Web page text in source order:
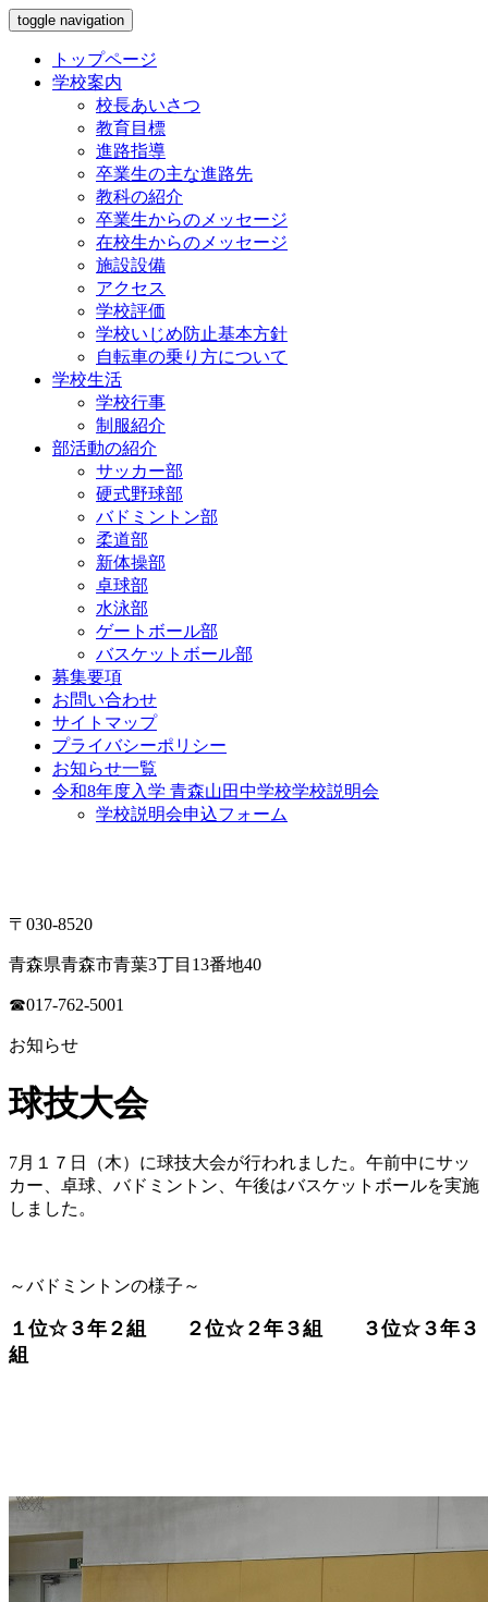
toggle navigation
トップページ
学校案内
校長あいさつ
教育目標
進路指導
卒業生の主な進路先
教科の紹介
卒業生からのメッセージ
在校生からのメッセージ
施設設備
アクセス
学校評価
学校いじめ防止基本方針
自転車の乗り方について
学校生活
学校行事
制服紹介
部活動の紹介
サッカー部
硬式野球部
バドミントン部
柔道部
新体操部
卓球部
水泳部
ゲートボール部
バスケットボール部
募集要項
お問い合わせ
サイトマップ
プライバシーポリシー
お知らせ一覧
令和8年度入学 青森山田中学校学校説明会
学校説明会申込フォーム
〒030-8520
青森県青森市青葉3丁目13番地40
☎017-762-5001
お知らせ
球技大会
7月１７日（木）に球技大会が行われました。午前中にサッ
カー、卓球、バドミントン、午後はバスケットボールを実施
しました。
～バドミントンの様子～
１位☆３年２組 ２位☆２年３組 ３位☆３年３
組